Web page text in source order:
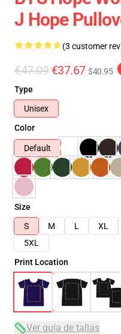
J Hope
(3 customer
€47.09 €37.67 $40.95
Type
Unisex
Color
Default
Size
S
M L XL
5XL
Print Location
Ver guía de tallas